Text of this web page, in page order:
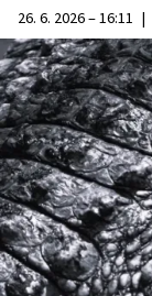
26. 6. 2026 – 16:11 |